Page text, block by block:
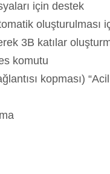
için destek
oluşturulması
3B katılar
komutu
kopması)